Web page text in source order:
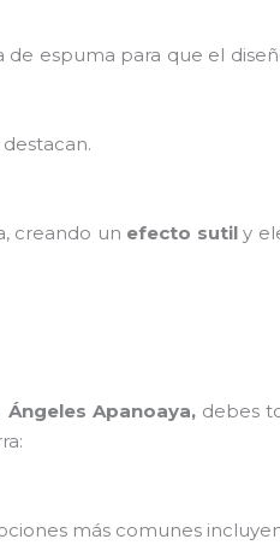
de espuma para que el
creando un efecto sutily
Apanoaya,debes
más comunes